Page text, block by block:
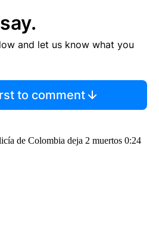
and let us know what you
to comment
de Colombia deja 2 muertos 0:24